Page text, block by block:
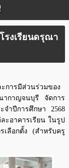
รงเรียนดรุณา
การมีส่วนร่วมของ
ากาญจนบุรี จัดการ
จำปีการศึกษา 2568
ะอาคารเรียน ในรูป
ลือกตั้ง (สำหรับครู